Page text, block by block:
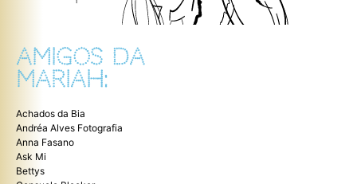
AMIGOS DA
MARIAH:
Achados da Bia
Andréa Alves Fotografia
Anna Fasano
Ask Mi
Bettys